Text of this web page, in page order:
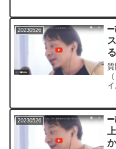
20230526
20230526